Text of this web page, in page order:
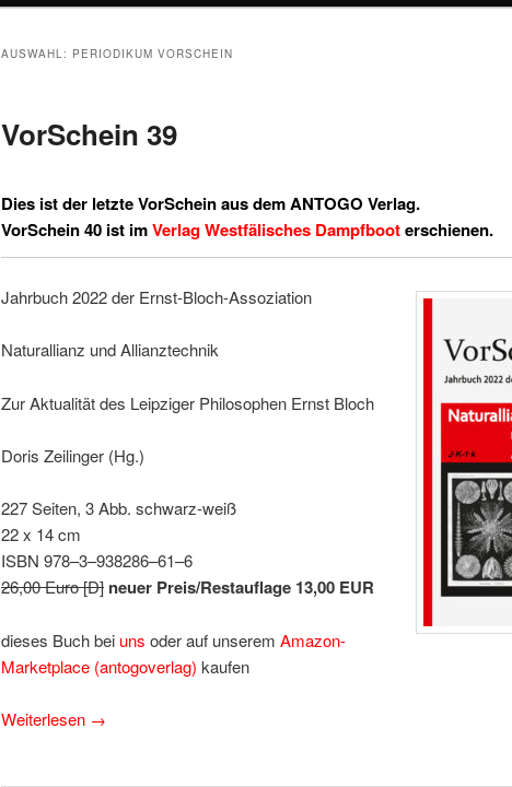
AUSWAHL: PERIODIKUM VORSCHEIN
VorSchein 39
Dies ist der letzte VorSchein aus dem ANTOGO Verlag.
VorSchein 40 ist imVerlag Westfälisches Dampfbooterschienen.
Jahrbuch 2022 der Ernst-Bloch-Assoziation
Naturallianz und Allianztechnik
Zur Aktualität des Leipziger Philosophen Ernst Bloch
Doris Zeilinger (Hg.)
227 Seiten, 3 Abb. schwarz-weiß
22 x 14 cm
ISBN 978–3–938286–61–6
26,00 Euro [D] neuer Preis/Restauflage 13,00 EUR
dieses Buch bei uns oder auf unserem Amazon-
Marketplace (antogoverlag) kaufen
Weiterlesen →